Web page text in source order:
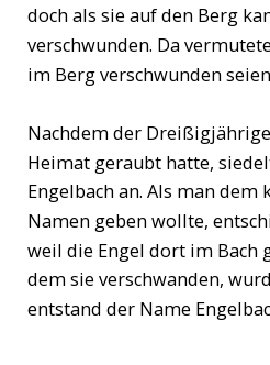
doch als sie auf den Berg
verschwunden. Da
im Berg verschwunden
Nachdem der
Heimat geraubt hatte,
Engelbach an. Als man
Namen geben wollte,
weil die Engel dort im Bach
dem sie verschwanden,
entstand der Name